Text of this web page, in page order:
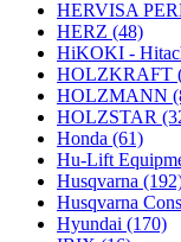
HERVISA
HERZ (48)
HiKOKI -
HOLZKRAFT
HOLZMANN
HOLZSTAR
Honda (61)
Hu-Lift
Husqvarna
Husqvarna
Hyundai (170)